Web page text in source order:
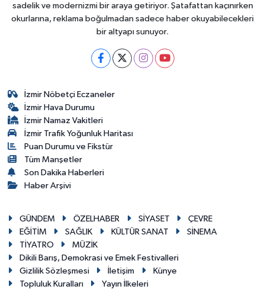
sadelik ve modernizmi bir araya getiriyor. Şatafattan kaçınırken
okurlarına, reklama boğulmadan sadece haber okuyabilecekleri
bir altyapı sunuyor.
İzmir Nöbetçi Eczaneler
İzmir Hava Durumu
İzmir Namaz Vakitleri
İzmir Trafik Yoğunluk Haritası
Puan Durumu ve Fikstür
Tüm Manşetler
Son Dakika Haberleri
Haber Arşivi
GÜNDEM ÖZELHABER SİYASET
ÇEVRE
EĞİTİM
SAĞLIK KÜLTÜR SANAT
SİNEMA
TİYATRO
MÜZİK
Dikili Barış, Demokrasi ve Emek Festivalleri
Gizlilik Sözleşmesi
İletişim
Künye
Topluluk Kuralları
Yayın İlkeleri